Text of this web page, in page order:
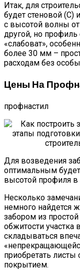
Итак, для
будет стеновой
с высотой волны
другой, но
«слабоват»,
более 30 мм –
расходам без
Цены На
профнастил
Для возведения
оптимальным
высотой профиля
Несколько
немного найдется
забором из
обжитости участка
складываться
приобретать
покрытием.